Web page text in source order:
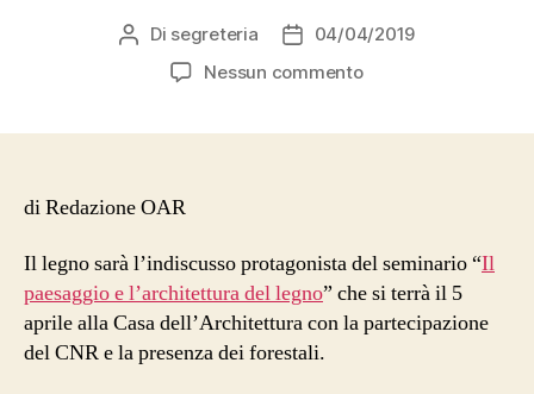
Autore
articolo
Di segreteria
Data04/04/2019
Nessun commentosu
tradizione
all’insegna
della
compatibilità
di Redazione OAR
Il legno sarà l’indiscusso protagonista del seminario “Il
paesaggio e l’architettura del legno” che si terrà il 5
aprile alla Casa dell’Architettura con la partecipazione
del CNR e la presenza dei forestali.